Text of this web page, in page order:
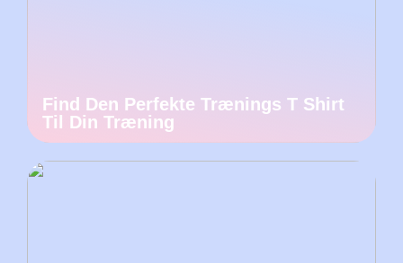
Find Den Perfekte Trænings T Shirt
Til Din Træning